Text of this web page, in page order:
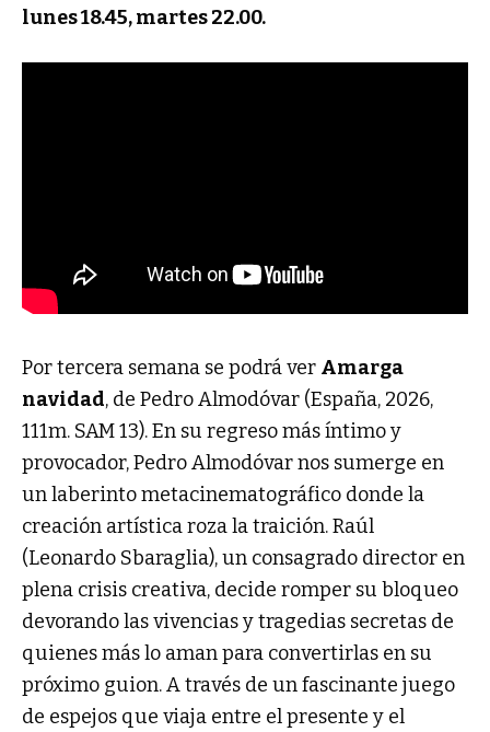
lunes 18.45, martes 22.00.
Por tercera semana se podrá ver Amarga
navidad, de Pedro Almodóvar (España, 2026,
111m. SAM 13). En su regreso más íntimo y
provocador, Pedro Almodóvar nos sumerge en
un laberinto metacinematográfico donde la
creación artística roza la traición. Raúl
(Leonardo Sbaraglia), un consagrado director en
plena crisis creativa, decide romper su bloqueo
devorando las vivencias y tragedias secretas de
quienes más lo aman para convertirlas en su
próximo guion. A través de un fascinante juego
de espejos que viaja entre el presente y el